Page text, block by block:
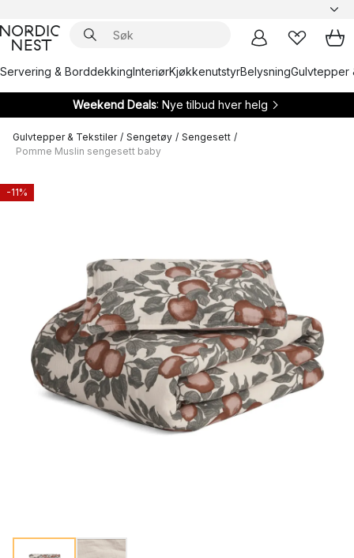
Servering & BorddekkingInteriørKjøkkenutstyrBelysningGulvtepper
Weekend Deals: Nye tilbud hver helg
Gulvtepper & Tekstiler / Sengetøy / Sengesett /
Pomme Muslin sengesett baby
-11%